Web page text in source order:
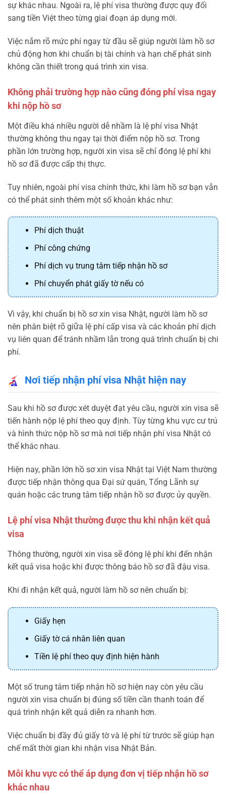
sự khác nhau. Ngoài ra, lệ phí visa thường được quy đổi
sang tiền Việt theo từng giai đoạn áp dụng mới.
Việc nắm rõ mức phí ngay từ đầu sẽ giúp người làm hồ sơ
chủ động hơn khi chuẩn bị tài chính và hạn chế phát sinh
không cần thiết trong quá trình xin visa.
Không phải trường hợp nào cũng đóng phí visa ngay
khi nộp hồ sơ
Một điều khá nhiều người dễ nhầm là lệ phí visa Nhật
thường không thu ngay tại thời điểm nộp hồ sơ. Trong
phần lớn trường hợp, người xin visa sẽ chỉ đóng lệ phí khi
hồ sơ đã được cấp thị thực.
Tuy nhiên, ngoài phí visa chính thức, khi làm hồ sơ bạn vẫn
có thể phát sinh thêm một số khoản khác như:
Phí dịch thuật
Phí công chứng
Phí dịch vụ trung tâm tiếp nhận hồ sơ
Phí chuyển phát giấy tờ nếu có
Vì vậy, khi chuẩn bị hồ sơ xin visa Nhật, người làm hồ sơ
nên phân biệt rõ giữa lệ phí cấp visa và các khoản phí dịch
vụ liên quan để tránh nhầm lẫn trong quá trình chuẩn bị chi
phí.
Nơi tiếp nhận phí visa Nhật hiện nay
Sau khi hồ sơ được xét duyệt đạt yêu cầu, người xin visa sẽ
tiến hành nộp lệ phí theo quy định. Tùy từng khu vực cư trú
và hình thức nộp hồ sơ mà nơi tiếp nhận phí visa Nhật có
thể khác nhau.
Hiện nay, phần lớn hồ sơ xin visa Nhật tại Việt Nam thường
được tiếp nhận thông qua Đại sứ quán, Tổng Lãnh sự
quán hoặc các trung tâm tiếp nhận hồ sơ được ủy quyền.
Lệ phí visa Nhật thường được thu khi nhận kết quả
visa
Thông thường, người xin visa sẽ đóng lệ phí khi đến nhận
kết quả visa hoặc khi được thông báo hồ sơ đã đậu visa.
Khi đi nhận kết quả, người làm hồ sơ nên chuẩn bị:
Giấy hẹn
Giấy tờ cá nhân liên quan
Tiền lệ phí theo quy định hiện hành
Một số trung tâm tiếp nhận hồ sơ hiện nay còn yêu cầu
người xin visa chuẩn bị đúng số tiền cần thanh toán để
quá trình nhận kết quả diễn ra nhanh hơn.
Việc chuẩn bị đầy đủ giấy tờ và lệ phí từ trước sẽ giúp hạn
chế mất thời gian khi nhận visa Nhật Bản.
Mỗi khu vực có thể áp dụng đơn vị tiếp nhận hồ sơ
khác nhau